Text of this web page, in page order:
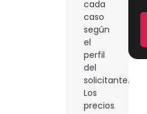
cada
caso
según
el
perfil
del
solicitante.
Los
precios